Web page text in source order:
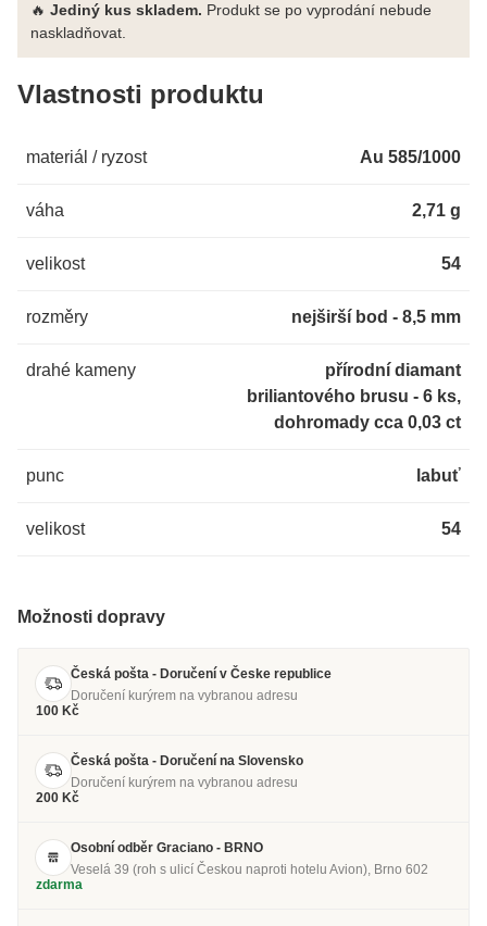
🔥 Jediný kus skladem. Produkt se po vyprodání nebude
naskladňovat.
Vlastnosti produktu
materiál / ryzost Au 585/1000
váha 2,71 g
velikost 54
rozměry nejširší bod - 8,5 mm
drahé kameny
přírodní diamant
briliantového brusu - 6 ks,
dohromady cca 0,03 ct
punc labuť
velikost 54
Možnosti dopravy
Česká pošta - Doručení v Česke republice
Doručení kurýrem na vybranou adresu
100 Kč
Česká pošta - Doručení na Slovensko
Doručení kurýrem na vybranou adresu
200 Kč
Osobní odběr Graciano - BRNO
Veselá 39 (roh s ulicí Českou naproti hotelu Avion), Brno 602
zdarma